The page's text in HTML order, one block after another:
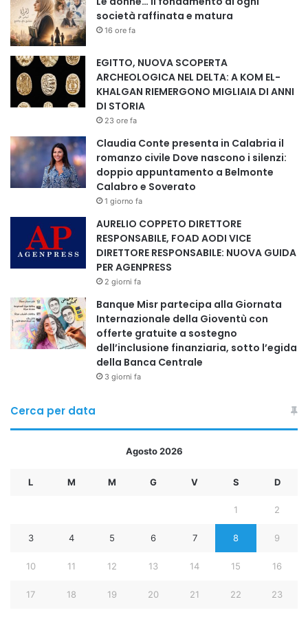
società raffinata e matura
16 ore fa
EGITTO, NUOVA SCOPERTA
ARCHEOLOGICA NEL DELTA: A KOM EL-
KHALGAN RIEMERGONO MIGLIAIA DI ANNI
DI STORIA
23 ore fa
Claudia Conte presenta in Calabria il
romanzo civile Dove nascono i silenzi:
doppio appuntamento a Belmonte
Calabro e Soverato
1 giorno fa
AURELIO COPPETO DIRETTORE
RESPONSABILE, FOAD AODI VICE
DIRETTORE RESPONSABILE: NUOVA GUIDA
PER AGENPRESS
2 giorni fa
Banque Misr partecipa alla Giornata
Internazionale della Gioventù con
offerte gratuite a sostegno
dell’inclusione finanziaria, sotto l’egida
della Banca Centrale
3 giorni fa
Cerca per data
Agosto 2026
L M M G V S D
1 2
3 4 5 6 7 8 9
10 11 12 13 14 15 16
17 18 19 20 21 22 23